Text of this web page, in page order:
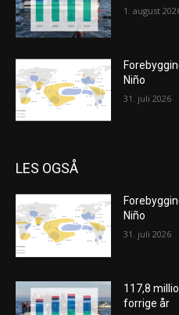
1. august
Niño
31. juli 2026
LES OGSÅ
Niño
31. juli 2026
117,8
forrige år